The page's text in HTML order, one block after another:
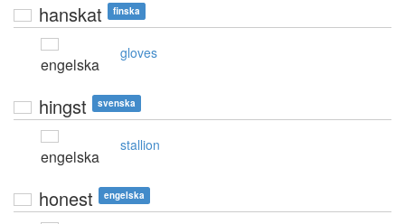
hanskat finska
engelska
gloves
hingst svenska
engelska
stallion
honest engelska